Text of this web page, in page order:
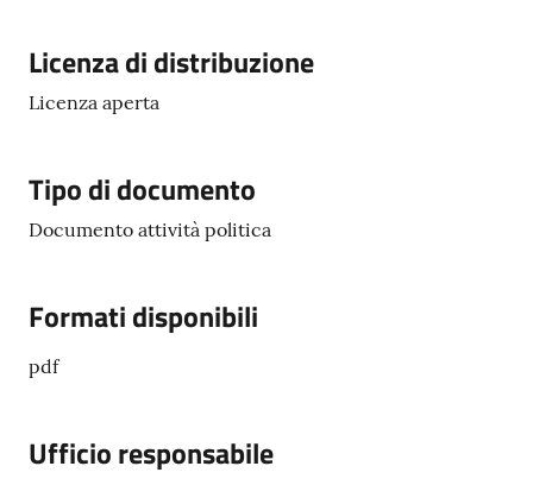
Seguici
su
Descrizione
Licenza di distribuzione
Licenza aperta
Tipo di documento
Documento attività politica
Formati disponibili
pdf
Ufficio responsabile